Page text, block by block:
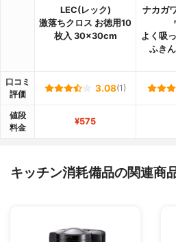
LEC(レック)
激落ちクロス お徳用10
枚入 30×30cm
ナカガ
よく吸
ふき
口コミ
評価
3.08(1)
値段
料金
¥575
キッチン消耗備品の関連商